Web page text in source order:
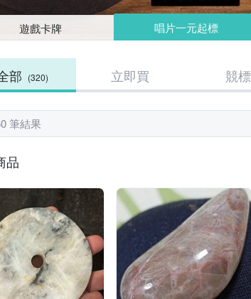
遊戲卡牌 唱片一元起標
部 (320) 立即買 競標
筆結果
品